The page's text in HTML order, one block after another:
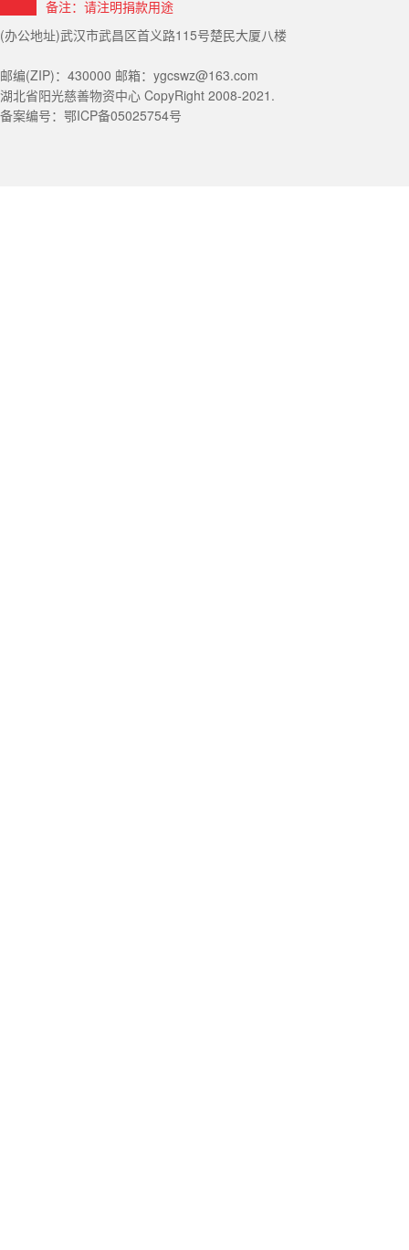
备注：请注明捐款用途
(办公地址)武汉市武昌区首义路115号楚民大厦八楼
邮编(ZIP)：430000 邮箱：ygcswz@163.com
湖北省阳光慈善物资中心 CopyRight 2008-2021.
备案编号：鄂ICP备05025754号